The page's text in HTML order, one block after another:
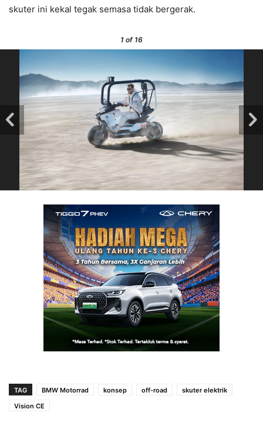
skuter ini kekal tegak semasa tidak bergerak.
1 of 16
TAG BMW Motorrad konsep off-road
skuter elektrik
Vision CE